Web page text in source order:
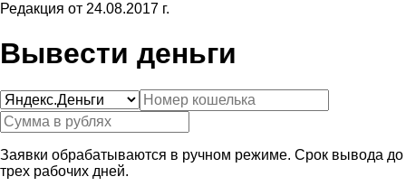
Редакция от 24.08.2017 г.
Вывести деньги
Заявки обрабатываются в ручном режиме. Срок вывода до
трех рабочих дней.